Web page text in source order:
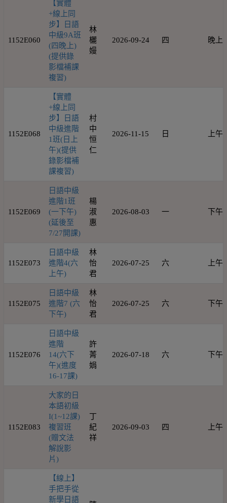
1152E060
【實體
+線上同
步】日語
中級9A班
(四晚上)
(提供錄
影檔補課
複習)
林
欐
嫚
2026-09-24 四 晚上
1152E068
【實體
+線上同
步】日語
中級進階
1班(日上
午)(提供
錄影檔補
課複習)
村
中
恒
仁
2026-11-15 日 上午
1152E069
日語中級
進階1班
(一下午)
(延後至
7/27開課)
楊
淑
惠
2026-08-03 一 下午
1152E073
日語中級
進階4(六
上午)
林
怡
君
2026-07-25 六 上午
1152E075
日語中級
進階7 (六
下午)
林
怡
君
2026-07-25 六 下午
1152E076
日語中級
進階
14(六下
午)(進度
16-17課)
許
菁
娟
2026-07-18 六 下午
1152E083
大家的日
本語初級
I(1~12課)
複習班
(贈文法
解說影
片)
丁
紀
祥
2026-09-03 四 上午
【線上】
手把手從
新學日語